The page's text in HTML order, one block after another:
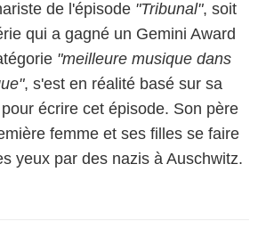
de l'épisode "Tribunal", soit
qui a gagné un Gemini Award
"meilleure musique dans
, s'est en réalité basé sur sa
écrire cet épisode. Son père
femme et ses filles se faire
yeux par des nazis à Auschwitz.